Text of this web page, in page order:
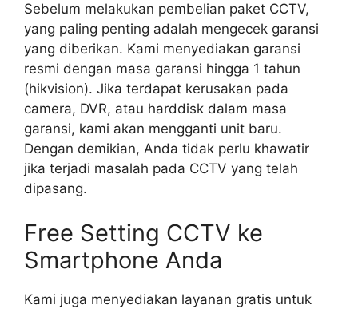
Sebelum melakukan pembelian paket CCTV,
yang paling penting adalah mengecek garansi
yang diberikan. Kami menyediakan garansi
resmi dengan masa garansi hingga 1 tahun
(hikvision). Jika terdapat kerusakan pada
camera, DVR, atau harddisk dalam masa
garansi, kami akan mengganti unit baru.
Dengan demikian, Anda tidak perlu khawatir
jika terjadi masalah pada CCTV yang telah
dipasang.
Free Setting CCTV ke
Smartphone Anda
Kami juga menyediakan layanan gratis untuk